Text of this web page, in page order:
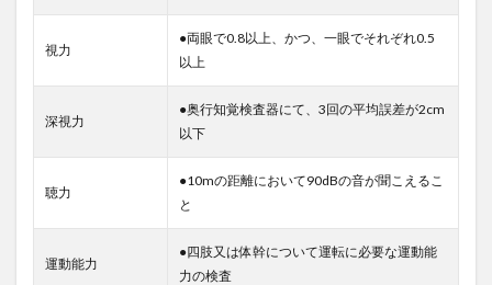
視力
●両眼で0.8以上、かつ、一眼でそれぞれ0.5
以上
深視力
●奥行知覚検査器にて、3回の平均誤差が2cm
以下
聴力
●10mの距離において90dBの音が聞こえるこ
と
運動能力
●四肢又は体幹について運転に必要な運動能
力の検査